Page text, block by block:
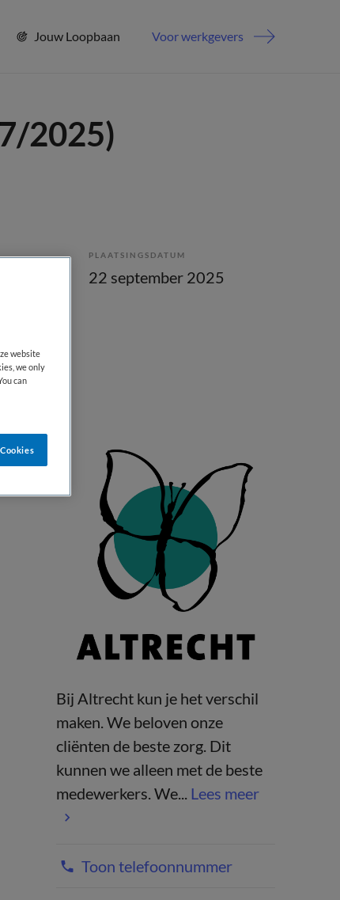
Jouw Loopbaan Voor werkgevers
2025)
PLAATSINGSDATUM
22 september 2025
Bij Altrecht kun je het verschil
maken. We beloven onze
cliënten de beste zorg. Dit
kunnen we alleen met de beste
medewerkers. We... Lees meer
Toon telefoonnummer
website
we only
can